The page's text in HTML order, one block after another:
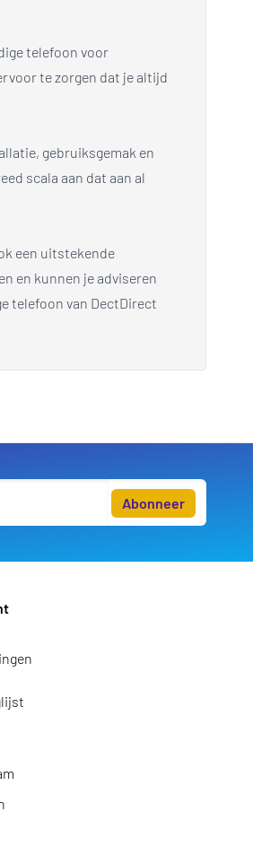
telefoon voor
te zorgen dat je altijd
gebruiksgemak en
scala aan dat aan al
een uitstekende
en kunnen je adviseren
telefoon van DectDirect
Abonneer